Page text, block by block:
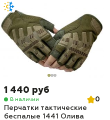
1 440 руб
В наличии
0
Перчатки тактические
беспалые 1441 Олива